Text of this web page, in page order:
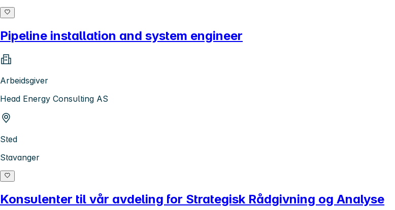
Pipeline installation and system engineer
Arbeidsgiver
Head Energy Consulting AS
Sted
Stavanger
Konsulenter til vår avdeling for Strategisk Rådgivning og Analyse